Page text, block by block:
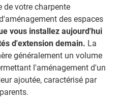
votre charpente
des espaces
vous installez aujourd'hui
d'extension demain. La
généralement un volume
l'aménagement d'un
ajoutée, caractérisé par